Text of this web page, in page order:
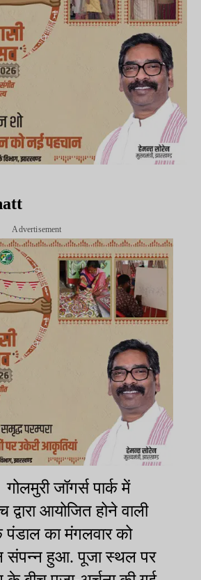
Advertisement
गोलमुरी जॉगर्स पार्क में
आयोजित होने वाली
पंडाल का मंगलवार को
संपन्न हुआ. पूजा स्थल पर